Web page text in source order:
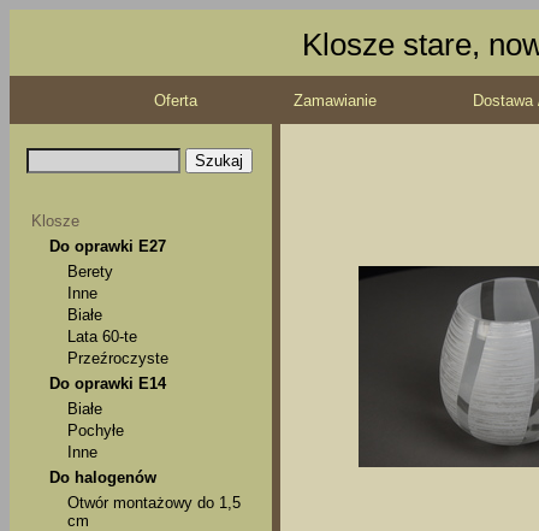
Klosze stare,
Oferta Zamawianie
Klosze
Do oprawki E27
Berety
Inne
Białe
Lata 60-te
Przeźroczyste
Do oprawki E14
Białe
Pochyłe
Inne
Do halogenów
Otwór montażowy do 1,5
cm